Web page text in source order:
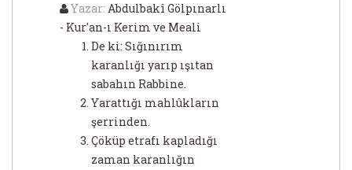
Yazar: Abdulbakî Gölpınarlı
- Kur'an-ı Kerim ve Meali
De ki: Sığınırım
karanlığı yarıp ışıtan
sabahın Rabbine.
Yarattığı mahlûkların
şerrinden.
Çöküp etrafı kapladığı
zaman karanlığın